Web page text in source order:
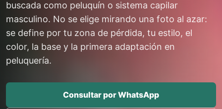
buscada como peluquín o sistema capilar
masculino. No se elige mirando una foto al azar:
se define por tu zona de pérdida, tu estilo, el
color, la base y la primera adaptación en
peluquería.
Consultar por WhatsApp